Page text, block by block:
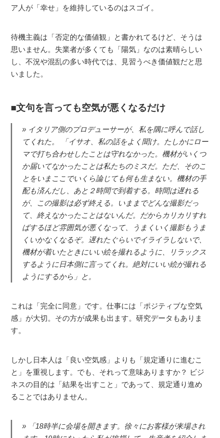
ア人が「幸せ」を維持しているのはスゴイ。
待機主義は「否定的な価値観」と書かれてるけど、そうは
思いません。失業者が多くても「陽気」なのは素晴らしい
し、不況や混乱の多い時代では、見習うべき価値観だと思
いました。
文句を言っても空気が悪くなるだけ
イタリア側のプロデューサーが、私を隅に呼んで話し
てくれた。 「イサオ、私の話をよく聞け。たしかにロー
マで打ち合わせしたことは守れなかった。機材がいくつ
か届いてなかったことは私たちのミスだ。ただ、そのこ
とをいまここでいくら論じても何も生まない。機材の手
配も済んだし、あと２時間で到着する。時間は遅れる
が、この撮影は必ず終える。いままでどんな撮影だっ
て、終えなかったことはないんだ。だからカリカリすれ
ばするほど雰囲気が悪くなって、うまくいく撮影もうま
くいかなくなるぞ。遅れたぐらいでイライラしないで、
機材が着いたときにいい絵を撮れるように、リラックス
するように日本側に言ってくれ。絶対にいい絵が撮れる
ようにするから」と。
これは「完全に同意」です。仕事には「ポジティブな空気
感」が大切。その方が成果も出ます。研究データもありま
す。
しかし日本人は「良い空気感」よりも「規定通りに進むこ
と」を重視します。でも、それって意味ありますか？ ビジ
ネスの目的は「結果を出すこと」であって、規定通り進め
ることではありません。
「18時半に会場を開きます。徐々にお客様が来場され